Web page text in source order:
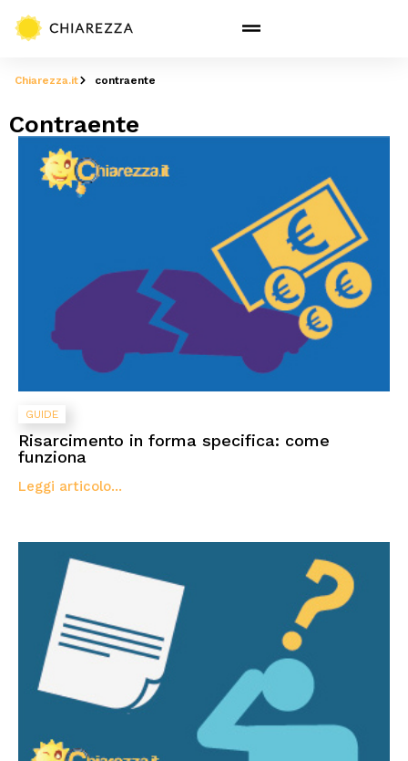
Chiarezza.it contraente
Contraente
GUIDE
Risarcimento in forma specifica: come
funziona
Leggi articolo...